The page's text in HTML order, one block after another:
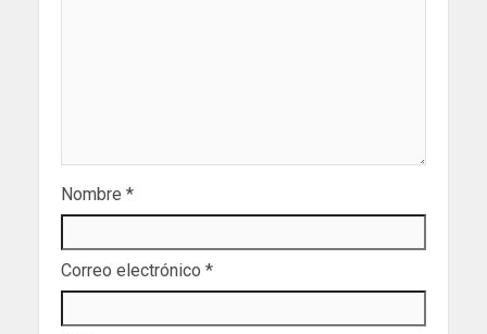
Nombre *
Correo electrónico *